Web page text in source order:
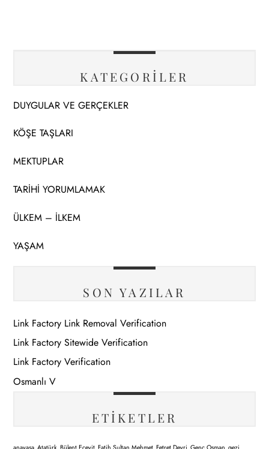
KATEGORİLER
DUYGULAR VE GERÇEKLER
KÖŞE TAŞLARI
MEKTUPLAR
TARİHİ YORUMLAMAK
ÜLKEM – İLKEM
YAŞAM
SON YAZILAR
Link Factory Link Removal Verification
Link Factory Sitewide Verification
Link Factory Verification
Osmanlı V
ETIKETLER